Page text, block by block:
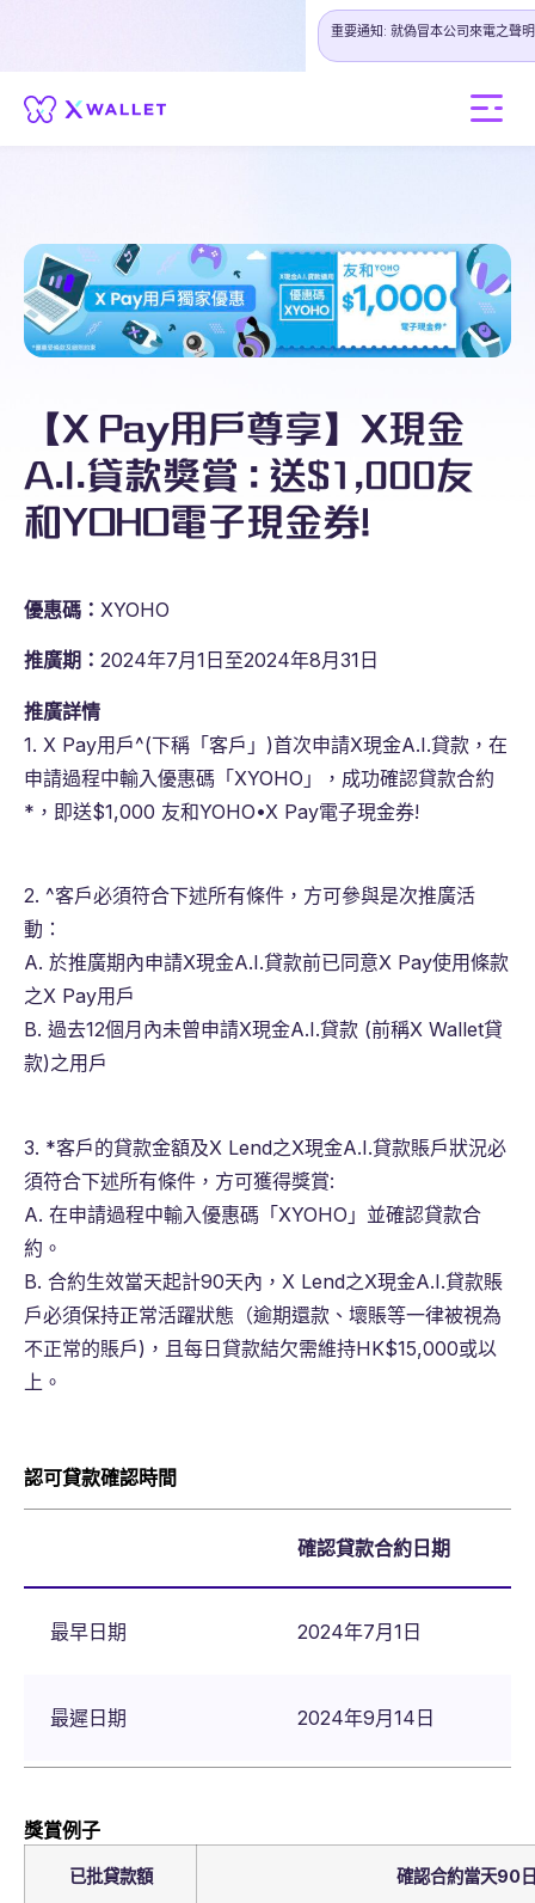
重要通知: 就偽冒本公司來電之聲明
【X Pay用戶尊享】X現金
A.I.貸款獎賞 : 送$1,000友
和YOHO電子現金券!
優惠碼： XYOHO
推廣期： 2024年7月1日至2024年8月31日
推廣詳情
1. X Pay用戶^(下稱「客戶」)首次申請X現金A.I.貸款，在
申請過程中輸入優惠碼「XYOHO」，成功確認貸款合約
*，即送$1,000 友和YOHO•X Pay電子現金券!
2. ^客戶必須符合下述所有條件，方可參與是次推廣活
動：
A. 於推廣期內申請X現金A.I.貸款前已同意X Pay使用條款
之X Pay用戶
B. 過去12個月內未曾申請X現金A.I.貸款 (前稱X Wallet貸
款)之用戶
3. *客戶的貸款金額及X Lend之X現金A.I.貸款賬戶狀況必
須符合下述所有條件，方可獲得獎賞:
A. 在申請過程中輸入優惠碼「XYOHO」並確認貸款合
約。
B. 合約生效當天起計90天內，X Lend之X現金A.I.貸款賬
戶必須保持正常活躍狀態（逾期還款、壞賬等一律被視為
不正常的賬戶)，且每日貸款結欠需維持HK$15,000或以
上。
認可貸款確認時間
確認貸款合約日期
最早日期 2024年7月1日
最遲日期 2024年9月14日
獎賞例子
已批貸款額 確認合約當天90